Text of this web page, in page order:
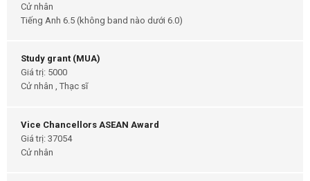
Cử nhân
Tiếng Anh 6.5 (không band nào dưới 6.0)
Study grant (MUA)
Giá trị: 5000
Cử nhân , Thạc sĩ
Vice Chancellors ASEAN Award
Giá trị: 37054
Cử nhân